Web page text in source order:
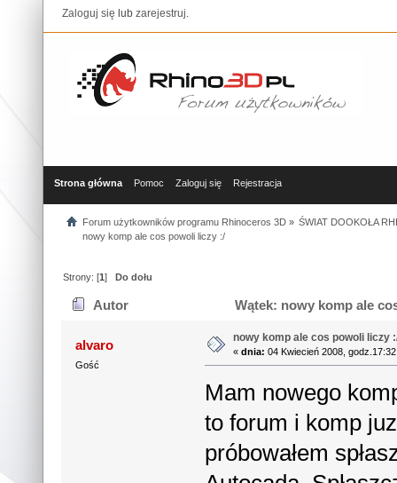
Zaloguj się lub zarejestruj.
Strona główna Pomoc Zaloguj się Rejestracja
Forum użytkowników programu Rhinoceros 3D» ŚWIAT DOOKOŁA
nowy komp ale cos powoli liczy :/
Strony: [1]Do dołu
Autor Wątek: nowy komp ale
alvaro
Gość
nowy komp ale cos powoli liczy
«dnia: 04 Kwiecień 2008,
Mam nowego
to forum i komp
próbowałem